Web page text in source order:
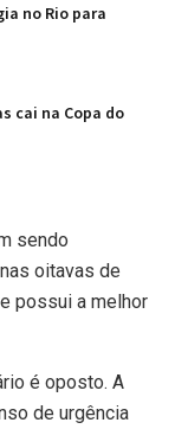
no Rio para
cai na Copa do
sendo
oitavas de
possui a melhor
é oposto. A
de urgência